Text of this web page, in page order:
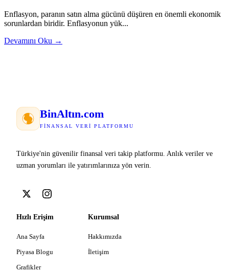
Enflasyon, paranın satın alma gücünü düşüren en önemli ekonomik
sorunlardan biridir. Enflasyonun yük...
Devamını Oku →
BinAltın.com
FINANSAL VERI PLATFORMU
Türkiye'nin güvenilir finansal veri takip platformu. Anlık veriler ve
uzman yorumları ile yatırımlarınıza yön verin.
Hızlı Erişim
Ana Sayfa
Piyasa Blogu
Grafikler
Kurumsal
Hakkımızda
İletişim